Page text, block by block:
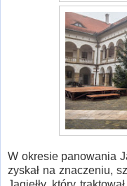
W okresie panowania
zyskał na znaczeniu,